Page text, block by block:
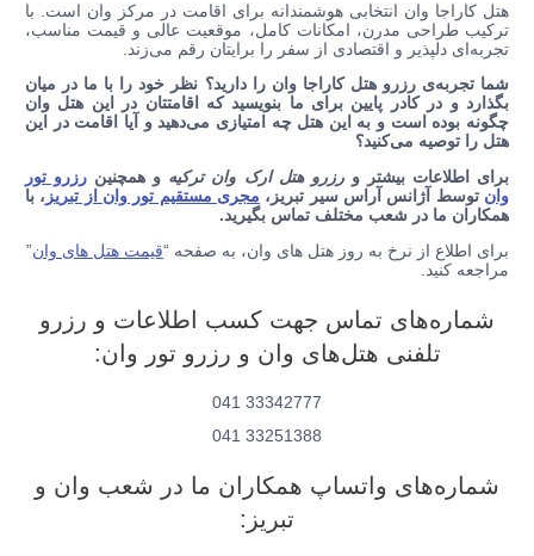
هتل کاراجا وان انتخابی هوشمندانه برای اقامت در مرکز وان است. با
ترکیب طراحی مدرن، امکانات کامل، موقعیت عالی و قیمت مناسب،
تجربه‌ای دلپذیر و اقتصادی از سفر را برایتان رقم می‌زند.
شما تجربه‌ی رزرو هتل کاراجا وان را دارید؟ نظر خود را با ما در میان
بگذارد و در کادر پایین برای ما بنویسید که اقامتتان در این هتل وان
چگونه بوده است و به این هتل چه امتیازی می‌دهید و آیا اقامت در این
هتل را توصیه می‌کنید؟
برای اطلاعات بیشتر ورزرو هتل ارک وان ترکیه و همچنین رزرو تور
وان توسط آژانس آراس سیر تبریز، مجری مستقیم تور وان از تبریز ، با
همکاران ما در شعب مختلف تماس بگیرید.
برای اطلاع از نرخ به روز هتل های وان، به صفحه “قیمت هتل های وان”
مراجعه کنید.
شماره‌های تماس جهت کسب اطلاعات و رزرو
تلفنی هتل‌های وان و رزرو تور وان:
33342777 041
33251388 041
شماره‌های واتساپ همکاران ما در شعب وان و
تبریز: